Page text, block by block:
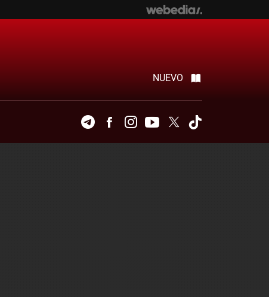
NUEVO
TelegramFacebookInstagramYoutubeTwitter